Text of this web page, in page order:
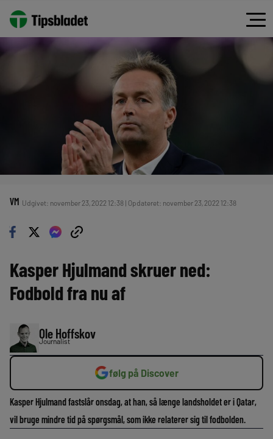
VM Udgivet: november 23, 2022 12:38 | Opdateret: november 23, 2022 12:38
Kasper Hjulmand skruer ned:
Fodbold fra nu af
Ole Hoffskov
Journalist
følg på Discover
Kasper Hjulmand fastslår onsdag, at han, så længe landsholdet er i Qatar,
vil bruge mindre tid på spørgsmål, som ikke relaterer sig til fodbolden.